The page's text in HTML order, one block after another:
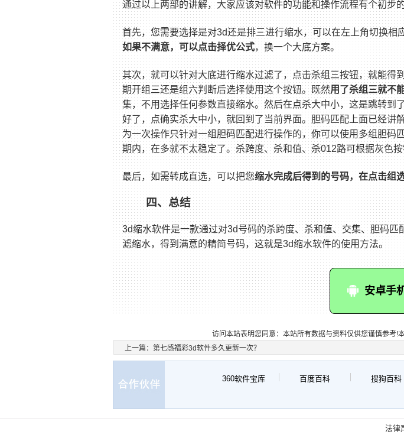
通过以上两部的讲解，大家应该对软件的功能和操作流程有个初步
首先，您需要选择是对3d还是排三进行缩水，可以在左上角切换
如果不满意，可以点击择优公式，换一个大底方案。
其次，就可以针对大底进行缩水过滤了，点击杀组三按钮，就能
期开组三还是组六判断后选择使用这个按钮。既然用了杀组三就不
集，不用选择任何参数直接缩水。然后在点杀大中小，这是跳转到
好了，点确实杀大中小，就回到了当前界面。胆码匹配上面已经讲
为一次操作只针对一组胆码匹配进行操作的，你可以使用多组胆
期内，在多就不太稳定了。杀跨度、杀和值、杀012路可根据灰色
最后，如需转成直选，可以把您缩水完成后得到的号码，在点击组
四、总结
3d缩水软件是一款通过对3d号码的杀跨度、杀和值、交集、胆码
滤缩水，得到满意的精简号码，这就是3d缩水软件的使用方法。
安卓手
访问本站表明您同意：本站所有数据与资料仅供您谨慎参考!
上一篇： 第七感福彩3d软件多久更新一次？
360软件宝库 百度百科 搜狗百科
法律